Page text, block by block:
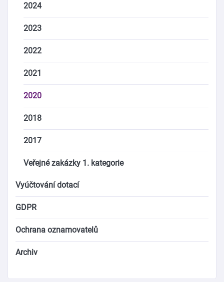
2024
2023
2022
2021
2020
2018
2017
Veřejné zakázky 1. kategorie
Vyúčtování dotací
GDPR
Ochrana oznamovatelů
Archiv